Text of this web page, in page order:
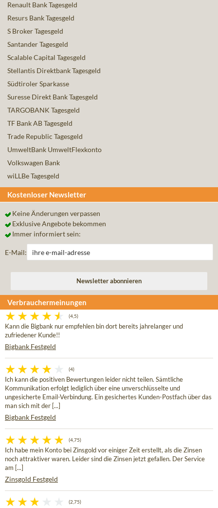
Renault Bank Tagesgeld
Resurs Bank Tagesgeld
S Broker Tagesgeld
Santander Tagesgeld
Scalable Capital Tagesgeld
Stellantis Direktbank Tagesgeld
Südtiroler Sparkasse
Suresse Direkt Bank Tagesgeld
TARGOBANK Tagesgeld
TF Bank AB Tagesgeld
Trade Republic Tagesgeld
UmweltBank UmweltFlexkonto
Volkswagen Bank
wiLLBe Tagesgeld
Kostenloser Newsletter
Keine Änderungen verpassen
Exklusive Angebote bekommen
Immer informiert sein:
E-Mail:
Verbrauchermeinungen
(4,5)
Kann die Bigbank nur empfehlen bin dort bereits jahrelanger und
zufriedener Kunde!!
Bigbank Festgeld
(4)
Ich kann die positiven Bewertungen leider nicht teilen. Sämtliche
Kommunikation erfolgt lediglich über eine unverschlüsselte und
ungesicherte Email-Verbindung. Ein gesichertes Kunden-Postfach über das
man sich mit der [...]
Bigbank Festgeld
(4,75)
Ich habe mein Konto bei Zinsgold vor einiger Zeit erstellt, als die Zinsen
noch attraktiver waren. Leider sind die Zinsen jetzt gefallen. Der Service
am [...]
Zinsgold Festgeld
(2,75)